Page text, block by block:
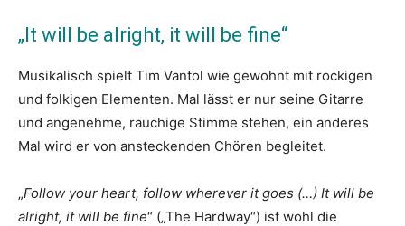
„It will be alright, it will be fine“
Musikalisch spielt Tim Vantol wie gewohnt mit rockigen
und folkigen Elementen. Mal lässt er nur seine Gitarre
und angenehme, rauchige Stimme stehen, ein anderes
Mal wird er von ansteckenden Chören begleitet.
„Follow your heart, follow wherever it goes (…) It will be
alright, it will be fine“ („The Hardway“) ist wohl die